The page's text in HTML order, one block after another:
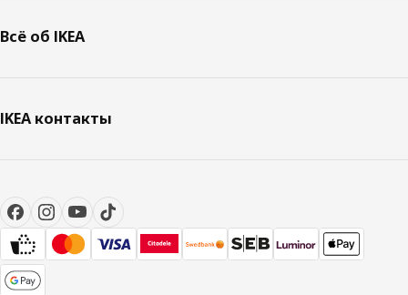
Всё об IKEA
IKEA контакты